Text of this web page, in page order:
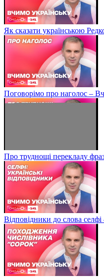
Як сказати українською
Поговорімо про наголос –
Про труднощі перекладу
Відповідники до слова